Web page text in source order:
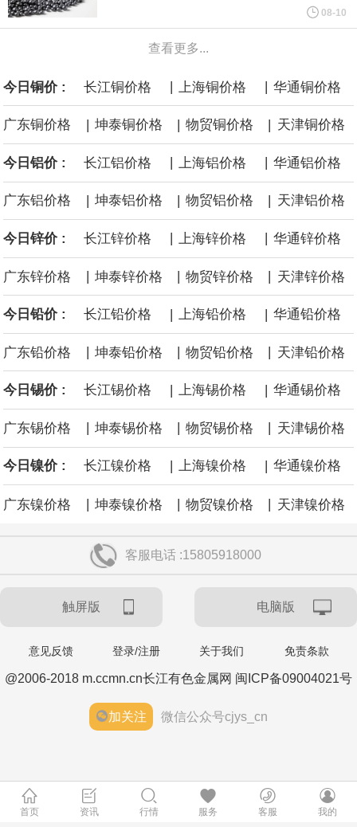
有序退出。西部地区优化生产结构，加快淘汰技术装备差、与生态
敏感区重叠煤矿。东中部地区稳妥推进灾害严重不能有效治理、资
源枯竭煤矿退出，妥善做好遗留问题处置和职工安置。西南、东北
等地区因地制宜设置政策标准，合理引导资源条件差、安全保障程
度低的中小煤矿退出，运用政策引导、市场手段等加快推动长期停
产停建煤矿应退尽退。
伦敦金属交易所(LME)：铝库存减少1500吨。
伦敦金属交易所(LME)：铜库存减少4675吨。
8月10日消息，在岸人民币兑美元收盘报6.7442，较上一交易日上
涨59点。
08-10
查看更多...
今日铜价 : 长江铜价格 | 上海铜价格 | 华通铜价格
广东铜价格 | 坤泰铜价格 | 物贸铜价格 | 天津铜价格
今日铝价 : 长江铝价格 上海铝价格 华通铝价格
广东铝价格 | 坤泰铝价格 | 物贸铝价格 | 天津铝价格
今日锌价 : 长江锌价格 上海锌价格 华通锌价格
广东锌价格 | 坤泰锌价格 | 物贸锌价格 | 天津锌价格
今日铅价 : 长江铅价格 | 上海铅价格 | 华通铅价格
广东铅价格 坤泰铅价格 物贸铅价格 天津铅价格
今日锡价 : 长江锡价格 | 上海锡价格 | 华通锡价格
广东锡价格 坤泰锡价格 物贸锡价格 天津锡价格
今日镍价 : 长江镍价格 | 上海镍价格 | 华通镍价格
广东镍价格 | 坤泰镍价格 | 物贸镍价格 | 天津镍价格
客服电话 :15805918000
触屏版 电脑版
意见反馈 登录/注册 关于我们 免责条款
@2006-2018 m.ccmn.cn长江有色金属网 闽ICP备09004021号
加关注 微信公众号cjys_cn
首页 资讯 行情 服务 客服 我的